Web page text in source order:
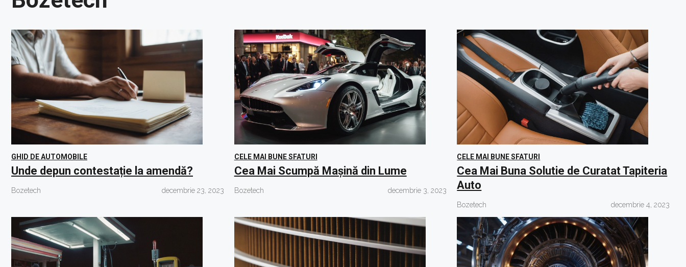
GHID DE AUTOMOBILE
Unde depun contestație la amendă?
Bozetech decembrie 23, 2023
CELE MAI BUNE SFATURI
Cea Mai Scumpă Mașină din Lume
Bozetech decembrie 3, 2023
CELE MAI BUNE SFATURI
Cea Mai Buna Solutie de Curatat Tapiteria
Auto
Bozetech decembrie 4, 2023